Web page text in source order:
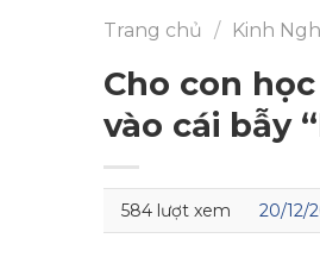
Trang chủ / Kinh
Cho con
vào cái bẫy
584 lượt xem 20/12/